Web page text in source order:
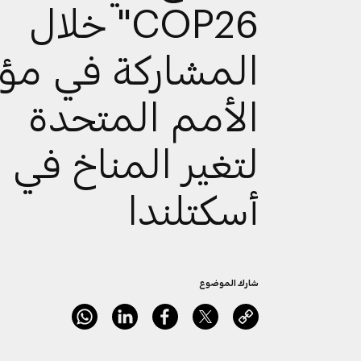
COP26" خلال
المشاركة في
الأمم المتحدة
لتغير المناخ في
أسكتلندا
شارك الموضوع